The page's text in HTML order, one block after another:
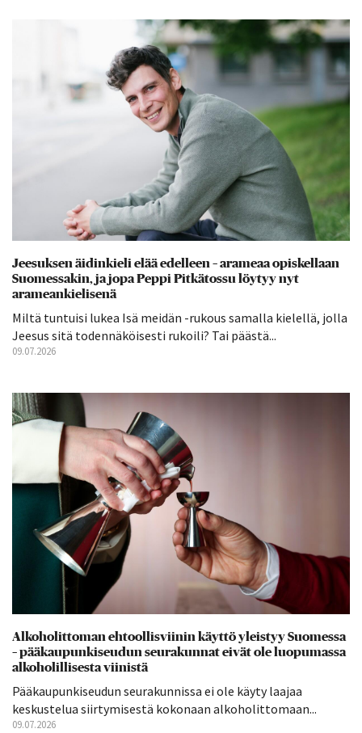
Jeesuksen äidinkieli elää edelleen – arameaa opiskellaan
Suomessakin, ja jopa Peppi Pitkätossu löytyy nyt
arameankielisenä
Miltä tuntuisi lukea Isä meidän -rukous samalla kielellä, jolla
Jeesus sitä todennäköisesti rukoili? Tai päästä...
09.07.2026
Alkoholittoman ehtoollisviinin käyttö yleistyy Suomessa
– pääkaupunkiseudun seurakunnat eivät ole luopumassa
alkoholillisesta viinistä
Pääkaupunkiseudun seurakunnissa ei ole käyty laajaa
keskustelua siirtymisestä kokonaan alkoholittomaan...
09.07.2026